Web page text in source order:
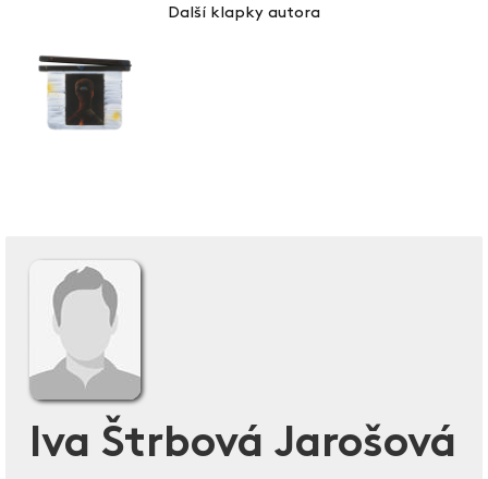
Další klapky autora
Iva Štrbová Jarošová